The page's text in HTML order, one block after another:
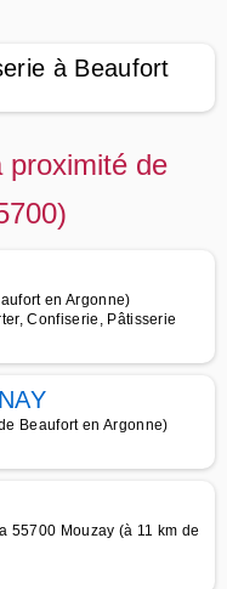
à Beaufort
proximité de
en Argonne)
Confiserie, Pâtisserie
Beaufort en Argonne)
55700 Mouzay (à 11 km de